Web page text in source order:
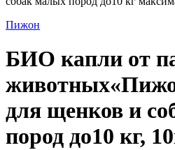
Пижон
БИО капли от
для щенков и
пород до10 кг,